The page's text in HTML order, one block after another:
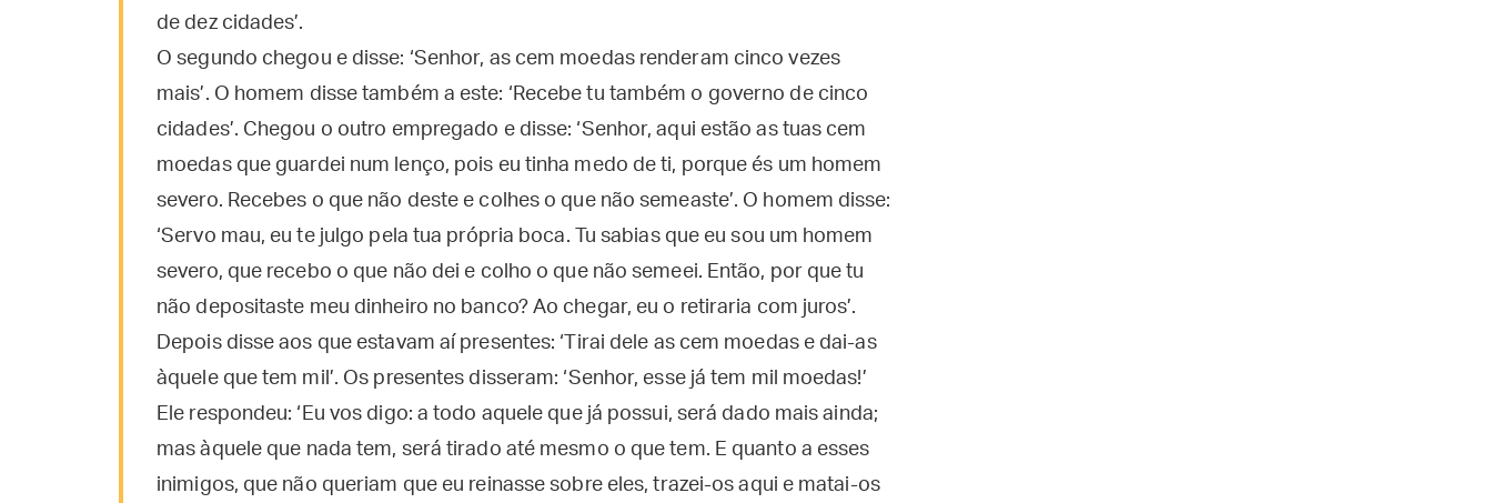
de dez cidades’.
O segundo chegou e disse: ‘Senhor, as cem moedas renderam cinco vezes
mais’. O homem disse também a este: ‘Recebe tu também o governo de cinco
cidades’. Chegou o outro empregado e disse: ‘Senhor, aqui estão as tuas cem
moedas que guardei num lenço, pois eu tinha medo de ti, porque és um homem
severo. Recebes o que não deste e colhes o que não semeaste’. O homem disse:
‘Servo mau, eu te julgo pela tua própria boca. Tu sabias que eu sou um homem
severo, que recebo o que não dei e colho o que não semeei. Então, por que tu
não depositaste meu dinheiro no banco? Ao chegar, eu o retiraria com juros’.
Depois disse aos que estavam aí presentes: ‘Tirai dele as cem moedas e dai-as
àquele que tem mil’. Os presentes disseram: ‘Senhor, esse já tem mil moedas!’
Ele respondeu: ‘Eu vos digo: a todo aquele que já possui, será dado mais ainda;
mas àquele que nada tem, será tirado até mesmo o que tem. E quanto a esses
inimigos, que não queriam que eu reinasse sobre eles, trazei-os aqui e matai-os